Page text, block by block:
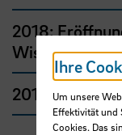
2018:
2019: Die
Ihre
Um unsere
Effektivität und
Cookies. Das